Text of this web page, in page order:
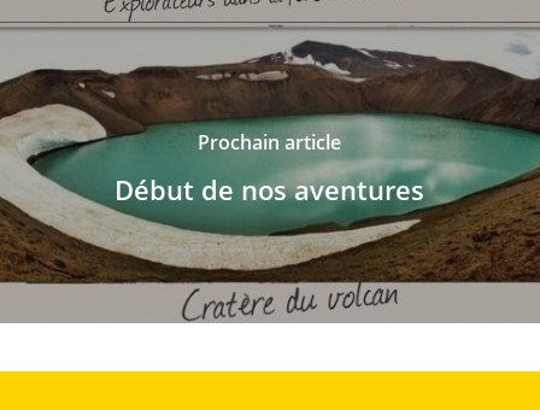
Prochain article
Début de nos aventures